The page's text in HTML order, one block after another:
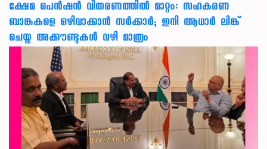
ക്ഷേമ പെൻഷൻ വിതരണത്തിൽ മാറ്റം: സഹകരണ
ബാങ്കുകളെ ഒഴിവാക്കാൻ സർക്കാർ; ഇനി ആധാർ ലിങ്ക്
ചെയ്ത അക്കൗണ്ടുകൾ വഴി മാത്രം